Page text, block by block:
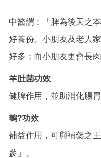
中醫謂：「脾為後天之
好養份。小朋友及老人
好多；而小朋友更會長
羊肚菌功效
健脾作用，並助消化腸
鵪?功效
補益作用，可與補藥之
參」。